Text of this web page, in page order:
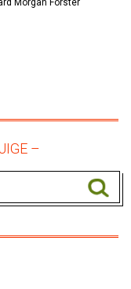
Morgan Forster
–